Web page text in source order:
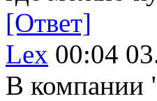
[Ответ]
Lex 00:04
В компании